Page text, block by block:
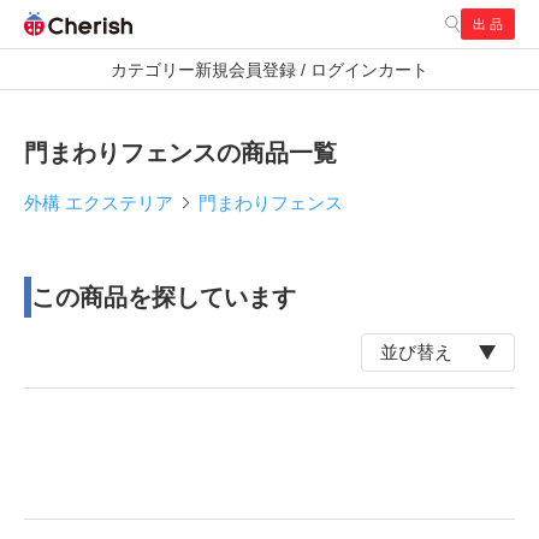
検索
出 品
カテゴリー新規会員登録 / ログインカート
お探し商品
門まわりフェンスの商品一覧
外構 エクステリア 門まわりフェンス
この商品を探しています